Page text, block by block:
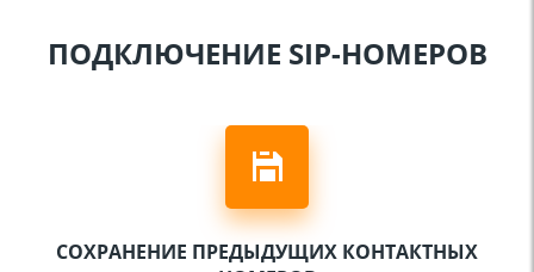
ПОДКЛЮЧЕНИЕ SIP-НОМЕРОВ
СОХРАНЕНИЕ ПРЕДЫДУЩИХ КОНТАКТНЫХ